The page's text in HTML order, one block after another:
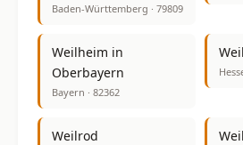
Baden-Württemberg · 79809
Weilheim in
Oberbayern
Bayern · 82362
Weilrod